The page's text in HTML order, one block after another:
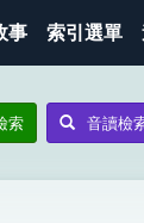
事 索引選單
索 音讀檢